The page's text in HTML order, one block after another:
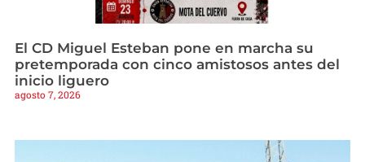
El CD Miguel Esteban pone en marcha su
pretemporada con cinco amistosos antes del
inicio liguero
agosto 7, 2026